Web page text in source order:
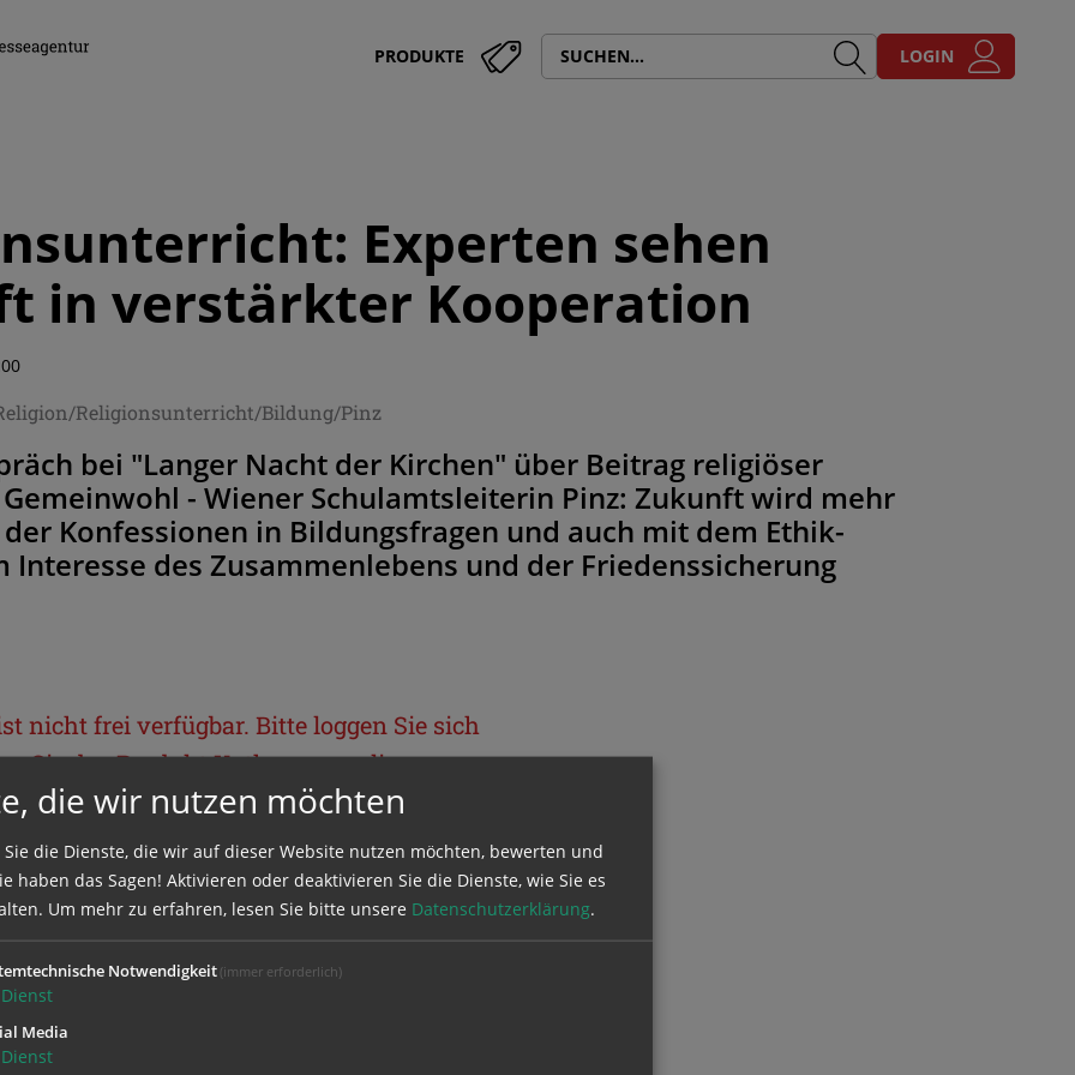
PRODUKTE LOGIN
Experten sehen
in verstärkter Kooperation
Religionsunterricht/Bildung/Pinz
bei "Langer Nacht der Kirchen" über Beitrag religiöser
- Wiener Schulamtsleiterin Pinz: Zukunft wird mehr
Konfessionen in Bildungsfragen und auch mit dem Ethik-
Interesse des Zusammenlebens und der Friedenssicherung
nicht frei verfügbar. Bitte loggen Sie sich
Sie das ProduktKathpress_online.
sich mit Ihrem Benutzernamen und
die wir nutzen möchten
Sie die Dienste, die wir auf dieser Website nutzen möchten, bewerten und
haben das Sagen! Aktivieren oder deaktivieren Sie die Dienste, wie Sie es
Um mehr zu erfahren, lesen Sie bitte unsere Datenschutzerklärung.
Notwendigkeit (immer erforderlich)
Dienst
Media
Dienst